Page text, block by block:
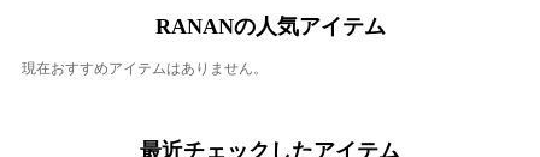
RANANの人気アイテム
現在おすすめアイテムはありません。
最近チェックしたアイテム